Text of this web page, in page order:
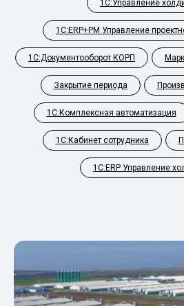
1С:Управление
1С:ERP+PM Управление
1С:Документооборот КОРП
Закрытие периода
1С:Комплексная автоматизация
1С:Кабинет сотрудника
1С:ERP Управление